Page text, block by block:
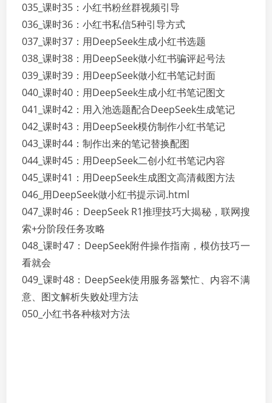
035_课时35：小红书粉丝群视频引导
036_课时36：小红书私信5种引导方式
037_课时37：用DeepSeek生成小红书选题
038_课时38：用DeepSeek做小红书骗评起号法
039_课时39：用DeepSeek做小红书笔记封面
040_课时40：用DeepSeek生成小红书笔记图文
041_课时42：用入池选题配合DeepSeek生成笔记
042_课时43：用DeepSeek模仿制作小红书笔记
043_课时44：制作出来的笔记替换配图
044_课时45：用DeepSeek二创小红书笔记内容
045_课时41：用DeepSeek生成图文高清截图方法
046_用DeepSeek做小红书提示词.html
047_课时46：DeepSeek R1推理技巧大揭秘，联网搜
索+分阶段任务攻略
048_课时47：DeepSeek附件操作指南，模仿技巧一
看就会
049_课时48：DeepSeek使用服务器繁忙、内容不满
意、图文解析失败处理方法
050_小红书各种核对方法